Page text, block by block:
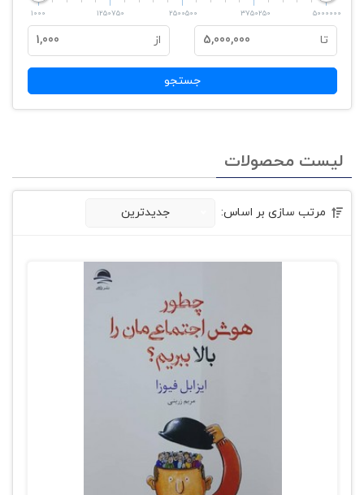
1000 1250750 2500500 3750250 5000000
تا 5,000,000 از 1,000
جستجو
لیست محصولات
مرتب سازی بر اساس: جدیدترین